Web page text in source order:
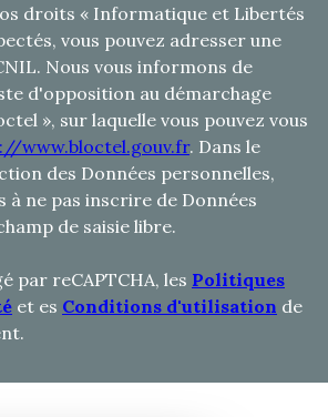
droits « Informatique et Libertés
vous pouvez adresser une
Nous vous informons de
d'opposition au démarchage
», sur laquelle vous pouvez vous
www.bloctel.gouv.fr. Dans le
des Données personnelles,
à ne pas inscrire de Données
de saisie libre.
par reCAPTCHA, les Politiques
et es Conditions d'utilisation de